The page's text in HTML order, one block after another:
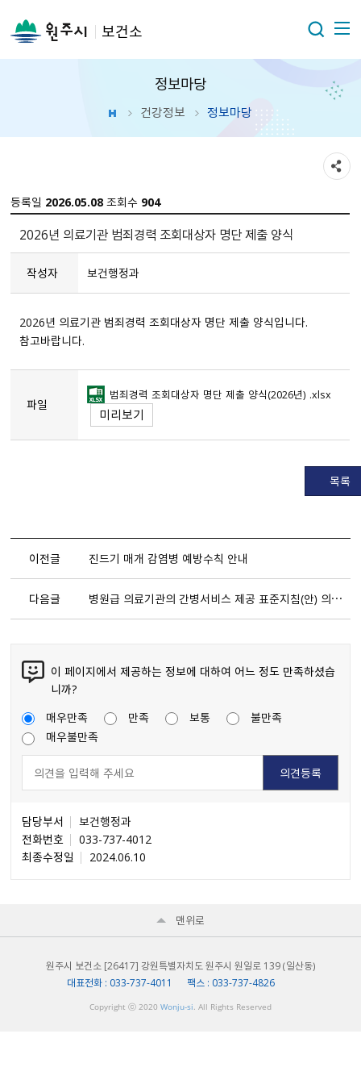
보건소
정보마당
건강정보 정보마당
등록일 2026.05.08 조회수 904
2026년 의료기관 범죄경력 조회대상자 명단 제출 양식
작성자 보건행정과
2026년 의료기관 범죄경력 조회대상자 명단 제출 양식입니다.
참고바랍니다.
파일
범죄경력 조회대상자 명단 제출 양식（2026년） .xlsx
미리보기
목록
이전글 진드기 매개 감염병 예방수칙 안내
다음글 병원급 의료기관의 간병서비스 제공 표준지침（안） 의견조회 및 간병서비스 현황 실태조사를 위한 협조 요청
이 페이지에서 제공하는 정보에 대하여 어느 정도 만족하셨습
니까?
매우만족
만족 보통
불만족
매우불만족
담당부서
보건행정과
전화번호
033-737-4012
최종수정일
2024.06.10
맨위로
원주시 보건소 [26417] 강원특별자치도 원주시 원일로 139 （일산동）
대표전화 : 033-737-4011 팩스 : 033-737-4826
Copyright ⓒ 2020 Wonju-si. All Rights Reserved